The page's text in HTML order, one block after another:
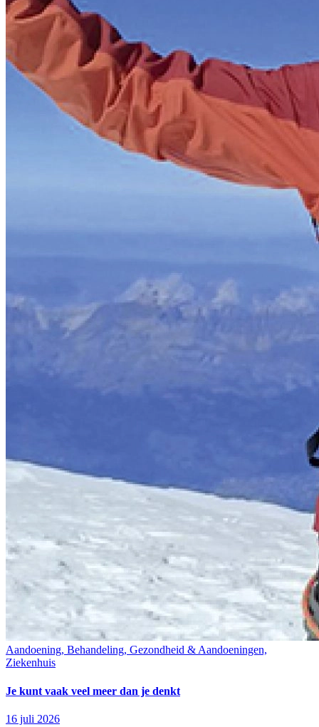
Aandoening, Behandeling, Gezondheid & Aandoeningen,
Ziekenhuis
Je kunt vaak veel meer dan je denkt
16 juli 2026